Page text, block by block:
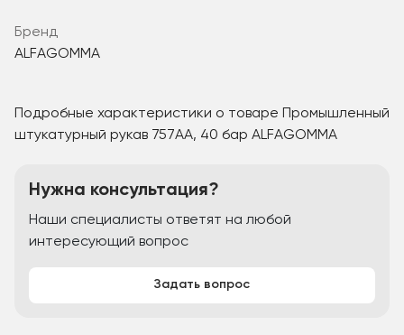
Бренд
ALFAGOMMA
Подробные характеристики о товаре Промышленный
штукатурный рукав 757AA, 40 бар ALFAGOMMA
Нужна консультация?
Наши специалисты ответят на любой
интересующий вопрос
Задать вопрос